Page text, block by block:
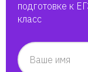
подготовке к
класс
Ваше имя